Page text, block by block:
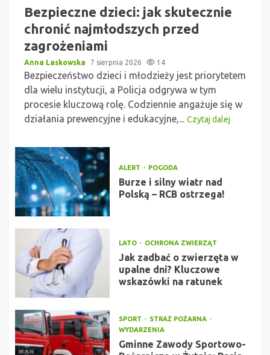
Bezpieczne dzieci: jak skutecznie
chronić najmłodszych przed
zagrożeniami
Anna Laskowska 7 sierpnia 2026 14
Bezpieczeństwo dzieci i młodzieży jest priorytetem
dla wielu instytucji, a Policja odgrywa w tym
procesie kluczową rolę. Codziennie angażuje się w
działania prewencyjne i edukacyjne,... Czytaj dalej
ALERT POGODA
Burze i silny wiatr nad
Polską – RCB ostrzega!
LATO OCHRONA ZWIERZĄT
Jak zadbać o zwierzęta w
upalne dni? Kluczowe
wskazówki na ratunek
SPORT
STRAŻ POŻARNA
WYDARZENIA
Gminne Zawody Sportowo-